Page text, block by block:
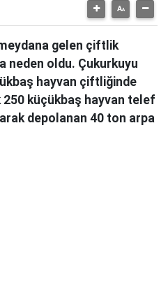
gelen çiftlik
neden oldu. Çukurkuyu
hayvan çiftliğinde
250 küçükbaş hayvan telef
depolanan 40 ton arpa